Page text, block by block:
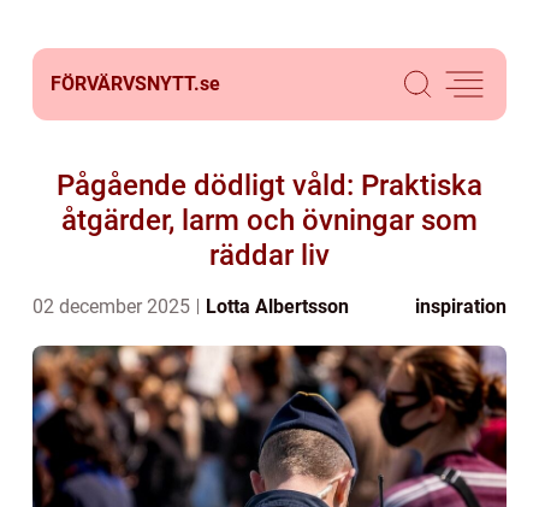
FÖRVÄRVSNYTT.se
Pågående dödligt våld: Praktiska
åtgärder, larm och övningar som
räddar liv
02 december 2025 Lotta Albertsson inspiration